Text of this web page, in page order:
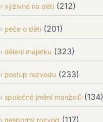
výživné na děti (212)
péče o děti (201)
dělení majetku (323)
postup rozvodu (233)
společné jmění manželů (134)
nesporný rozvod (117)